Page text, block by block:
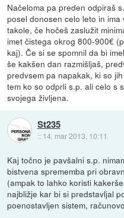
Načeloma pa preden odpiraš
posel donosen celo leto in
takole, če hočeš zaslužit
imet čistega okrog 800-900€
kaj). Če si se spomnil da bi
še kakšen dan razmišljaš,
predvsem pa napakak, ki so
tem ko so odprli s.p. ali celo s
svojega življena.
St235
:: 14. mar 2013, 10:11
Kaj točno je pavšalni s.p.
bistvena sprememba pri
(ampak to lahko koristi
najbližje kar bi si predstavljal
poenostavljen sistem,